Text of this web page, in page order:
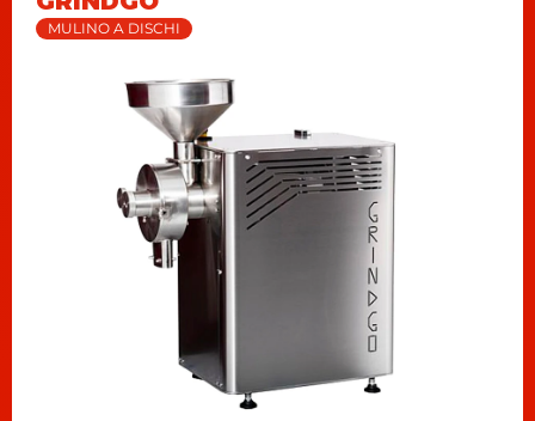
MULINO A DISCHI